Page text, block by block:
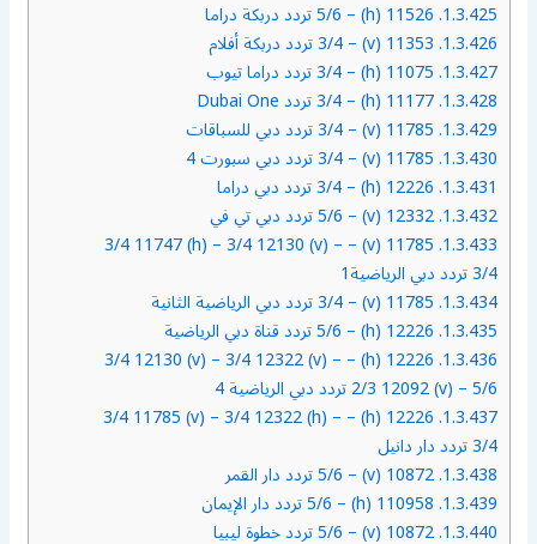
1.3.425.
1.3.426.
1.3.427.
1.3.428. 11177 (h) – 3/4 تردد Dubai One
1.3.429.
1.3.430.
1.3.431.
1.3.432. 12332 (v) – 5/6 تردد دبي تي في
1.3.433.
11785 (v) – 3/4 11747 (h) – 3/4 12130 (v) –
3/4 تردد دبي الرياضية1
1.3.434.
1.3.435.
1.3.436.
12226 (h) – 3/4 12130 (v) – 3/4 12322 (v) –
2/3 12092 (v) – 5/6 تردد دبي الرياضية 4
1.3.437.
12226 (h) – 3/4 11785 (v) – 3/4 12322 (h) –
3/4 تردد دار دانيل
1.3.438. 10872 (v) – 5/6 تردد دار القمر
1.3.439.
1.3.440. 10872 (v) – 5/6 تردد خطوة ليبيا